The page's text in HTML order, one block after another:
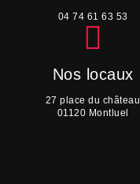
04 74 61 63 53

Nos locaux
27 place du château
01120 Montluel